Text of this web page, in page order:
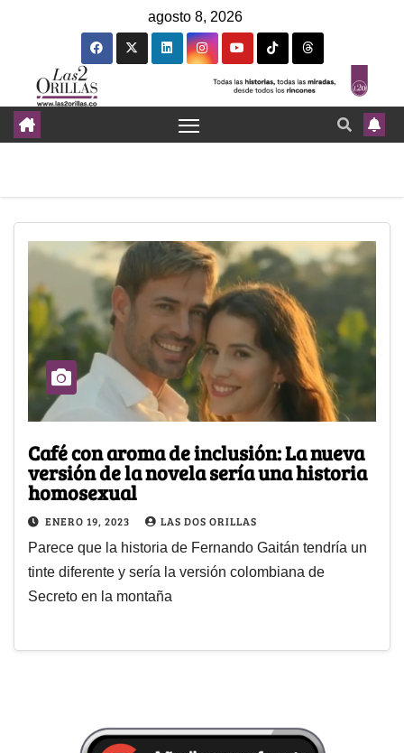
agosto 8, 2026
Café con aroma de inclusión: La nueva
versión de la novela sería una historia
homosexual
ENERO 19, 2023 LAS DOS ORILLAS
Parece que la historia de Fernando Gaitán tendría un
tinte diferente y sería la versión colombiana de
Secreto en la montaña